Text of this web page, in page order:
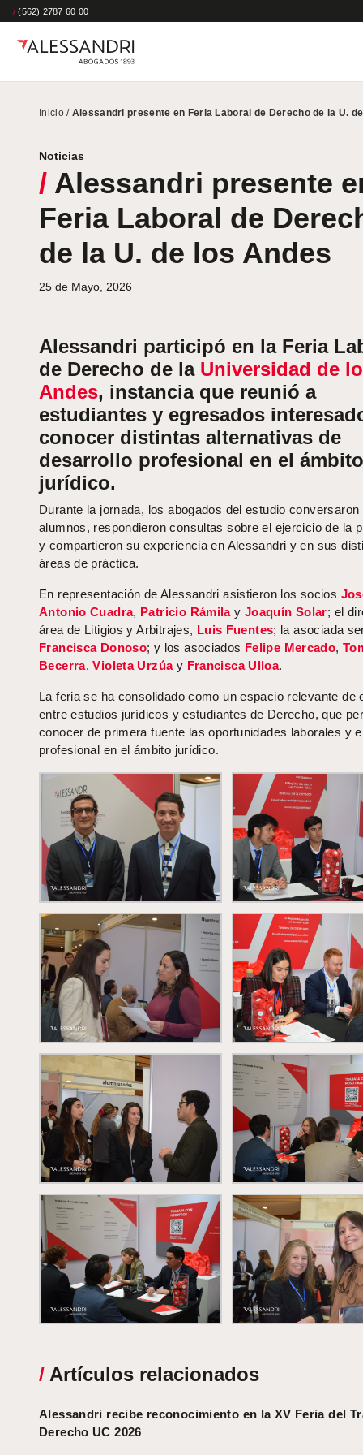
/ (562) 2787 60 00
Inicio/ Alessandri presente en Feria Laboral de Derecho de la U.
Noticias
/ Alessandri presente
Feria Laboral de
de la U. de los Andes
25 de Mayo, 2026
Alessandri participó en la Feria
de Derecho de la Universidad de
Andes, instancia que reunió a
estudiantes y egresados
conocer distintas alternativas de
desarrollo profesional en el ámbito
jurídico.
Durante la jornada, los abogados del estudio conversaron
alumnos, respondieron consultas sobre el ejercicio de la
y compartieron su experiencia en Alessandri y en sus
áreas de práctica.
En representación de Alessandri asistieron los socios
Antonio Cuadra, Patricio Rámilay Joaquín Solar; el
área de Litigios y Arbitrajes, Luis Fuentes; la asociada
Francisca Donoso; y los asociados Felipe Mercado,
Becerra,Violeta Urzúay Francisca Ulloa.
La feria se ha consolidado como un espacio relevante de
entre estudios jurídicos y estudiantes de Derecho, que
conocer de primera fuente las oportunidades laborales y
profesional en el ámbito jurídico.
/ Artículos relacionados
Alessandri recibe reconocimiento en la XV Feria del
Derecho UC 2026